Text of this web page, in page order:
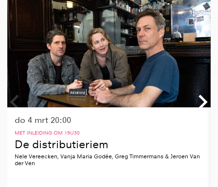
De distributieriem
Nele Vereecken, Vanja Maria Godée, Greg Timmermans & Jeroen Van
der Ven
MET INLEIDING OM 19U30
do 4 mrt 20:00